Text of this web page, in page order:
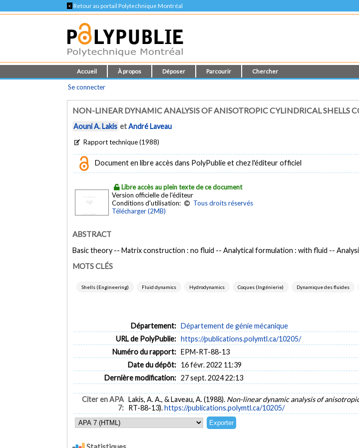
< Retour au portail Polytechnique Montréal
Accueil À propos Déposer Parcourir Chercher
Se connecter
NON-LINEAR DYNAMIC ANALYSIS OF ANISOTROPIC CYLINDRICAL SHELLS
Aouni A. Lakis etAndré Laveau
Rapport technique (1988)
Document en libre accès dans PolyPublie et chez l'éditeur officiel
Libre accès au plein texte de ce document
Version officielle de l'éditeur
Conditions d'utilisation:
Tous droits réservés
Télécharger (2MB)
ABSTRACT
Basic theory -- Matrix construction : no fluid -- Analytical formulation : with fluid --
MOTS CLÉS
Shells (Engineering) Fluid dynamics Hydrodynamics Coques (Ingénierie) Dynamique des fluides
Département: Département de génie mécanique
URL de PolyPublie: https://publications.polymtl.ca/10205/
Numéro du rapport: EPM-RT-88-13
Date du dépôt: 16 févr. 2022 11:39
Dernière modification: 27 sept. 2024 22:13
Citer en APA
7:
Lakis, A. A., & Laveau, A. (1988). Non-linear dynamic analysis of
RT-88-13).https://publications.polymtl.ca/10205/